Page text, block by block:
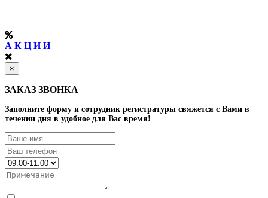
А К Ц И И
×
ЗАКАЗ ЗВОНКА
Заполните форму и сотрудник регистратуры свяжется с Вами в
течении дня в удобное для Вас время!